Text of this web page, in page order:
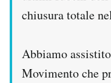
chiusura totale
Abbiamo
Movimento che